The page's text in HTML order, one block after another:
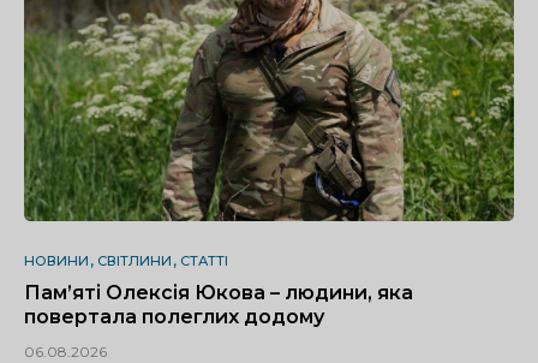
НОВИНИ СВІТЛИНИ СТАТТІ
Пам’яті Олексія Юкова – людини, яка
повертала полеглих додому
06.08.2026